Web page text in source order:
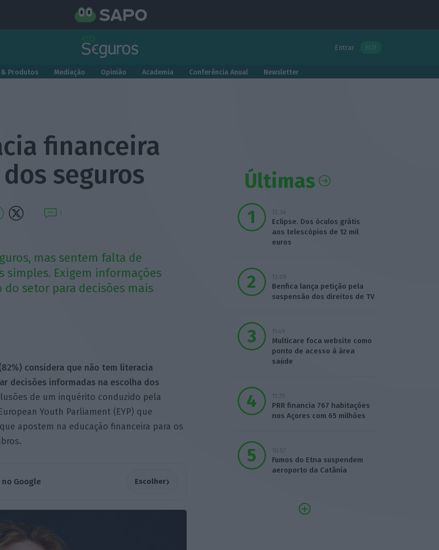
Entrar ECO
& Produtos Mediação Opinião Academia Conferência Anual Newsletter
financeira
seguros
1
mas sentem falta de
simples. Exigem informações
setor para decisões mais
considera que não tem literacia
decisões informadas na escolha dos
de um inquérito conduzido pela
Youth Parliament (EYP) que
apostem na educação financeira para os
Google Escolher›
Últimas
12:34
Eclipse. Dos óculos grátis
aos telescópios de 12 mil
euros
12:09
Benfica lança petição pela
suspensão dos direitos de TV
11:49
Multicare foca website como
ponto de acesso à área
saúde
11:25
PRR financia 767 habitações
nos Açores com 65 milhões
10:57
Fumos do Etna suspendem
aeroporto da Catânia